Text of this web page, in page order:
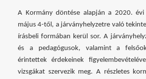
A Kormány döntése alapján a 2020. évi
május 4-től, a járványhelyzetre való
írásbeli formában kerül sor. A
és a pedagógusok, valamint a
érintettek érdekeinek
vizsgákat szervezik meg. A részletes